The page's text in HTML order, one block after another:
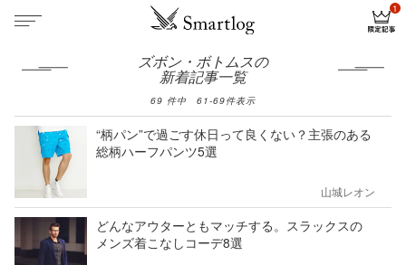
ズボン・ボトムスの
新着記事一覧
69 件中 61-69件表示
“柄パン”で過ごす休日って良くない？主張のある
総柄ハーフパンツ5選
山城レオン
どんなアウターともマッチする。スラックスの
メンズ着こなしコーデ8選